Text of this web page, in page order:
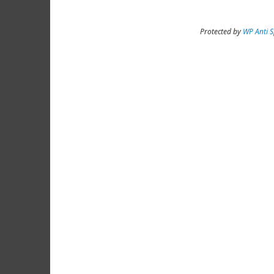
Protected by WP Anti